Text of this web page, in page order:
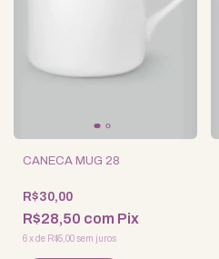
CANECA MUG 28
R$30,00
R$28,50 com Pix
6xde R$5,00sem juros